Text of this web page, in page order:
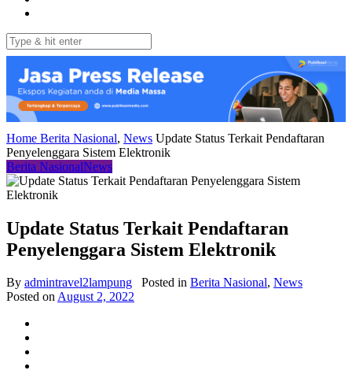
Home Berita Nasional, News Update Status Terkait Pendaftaran
Penyelenggara Sistem Elektronik
Berita NasionalNews
Update Status Terkait Pendaftaran
Penyelenggara Sistem Elektronik
By admintravel2lampung Posted in Berita Nasional, News
Posted onAugust 2, 2022